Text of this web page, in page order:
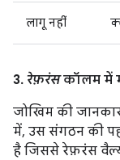
लागू नहीं
3. रेफ़रंसकॉलम में
जोखिम की
में, उस संगठन की
है जिससे रेफ़रंस